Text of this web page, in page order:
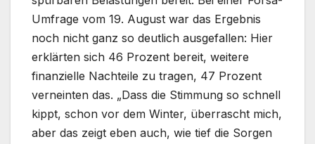
Umfrage vom 19. August war das Ergebnis
noch nicht ganz so deutlich ausgefallen: Hier
erklärten sich 46 Prozent bereit, weitere
finanzielle Nachteile zu tragen, 47 Prozent
verneinten das. „Dass die Stimmung so schnell
kippt, schon vor dem Winter, überrascht mich,
aber das zeigt eben auch, wie tief die Sorgen